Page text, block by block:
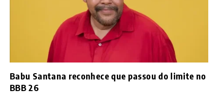
Babu Santana reconhece que passou do limite no
BBB 26